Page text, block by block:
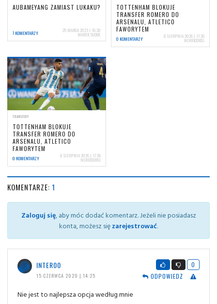
AUBAMEYANG ZAMIAST LUKAKU?
7 KOMENTARZY 25 MARCA 2023 | 16:30
MAREK SUDOŁ
TOTTENHAM BLOKUJE
TRANSFER ROMERO DO
ARSENALU, ATLETICO
FAWORYTEM
0 KOMENTARZY 8 SIERPNIA 2026 | 17:26
NERIOCORSI
TRANSFERY
TOTTENHAM BLOKUJE
TRANSFER ROMERO DO
ARSENALU, ATLETICO
FAWORYTEM
0 KOMENTARZY 8 SIERPNIA 2026 | 17:26
NERIOCORSI
KOMENTARZE: 1
Zaloguj się, aby móc dodać komentarz. Jeżeli nie posiadasz
konta, możesz sięzarejestrować.
INTER00
15 CZERWCA 2020 | 14:25
0
ODPOWIEDZ
Nie jest to najlepsza opcja według mnie